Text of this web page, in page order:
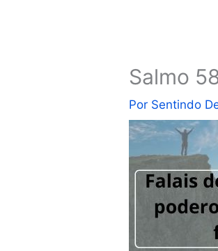
Salmo
Por Sentindo